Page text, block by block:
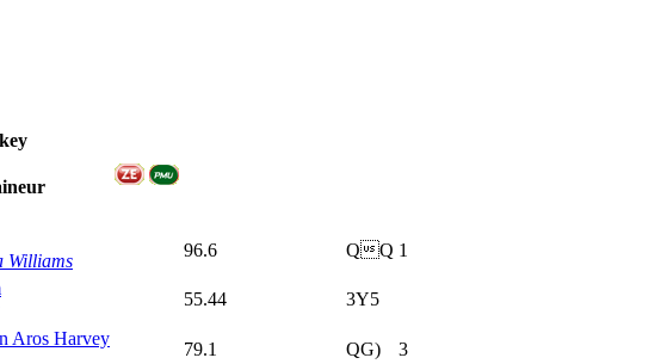
Williams
96.6 QQ 1
55.44 3Y5
Aros Harvey
79.1 QG) 3